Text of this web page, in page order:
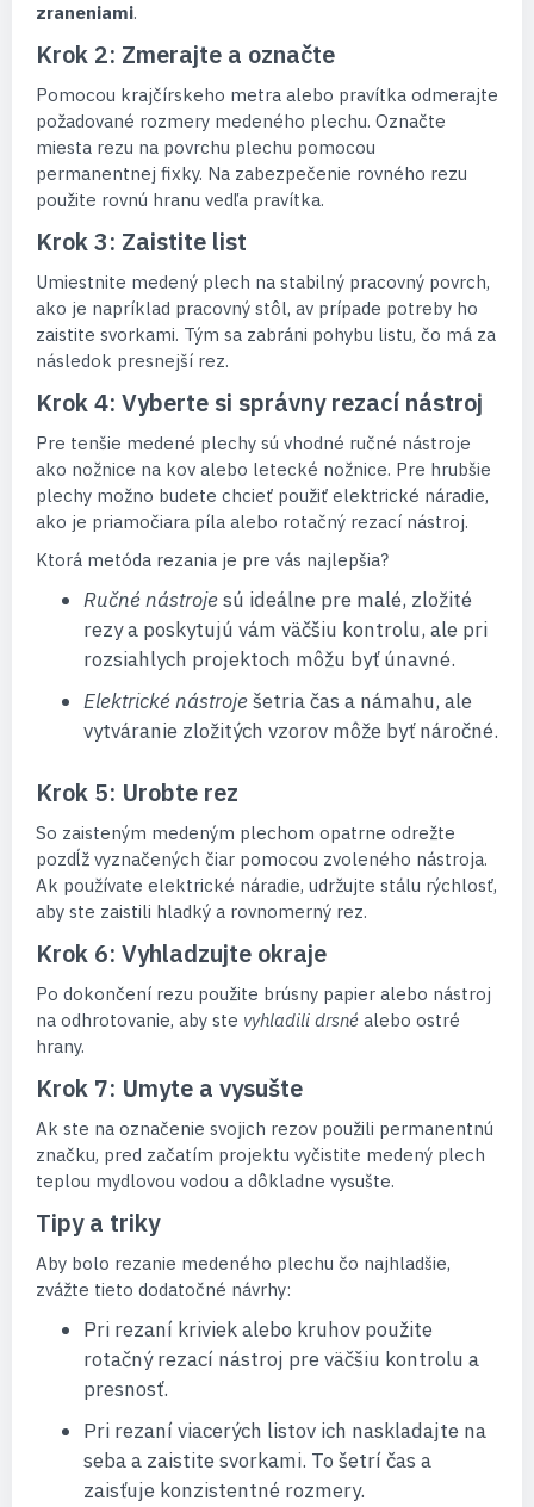
zraneniami.
Krok 2: Zmerajte a označte
Pomocou krajčírskeho metra alebo pravítka odmerajte
požadované rozmery medeného plechu. Označte
miesta rezu na povrchu plechu pomocou
permanentnej fixky. Na zabezpečenie rovného rezu
použite rovnú hranu vedľa pravítka.
Krok 3: Zaistite list
Umiestnite medený plech na stabilný pracovný povrch,
ako je napríklad pracovný stôl, av prípade potreby ho
zaistite svorkami. Tým sa zabráni pohybu listu, čo má za
následok presnejší rez.
Krok 4: Vyberte si správny rezací nástroj
Pre tenšie medené plechy sú vhodné ručné nástroje
ako nožnice na kov alebo letecké nožnice. Pre hrubšie
plechy možno budete chcieť použiť elektrické náradie,
ako je priamočiara píla alebo rotačný rezací nástroj.
Ktorá metóda rezania je pre vás najlepšia?
Ručné nástrojesú ideálne pre malé, zložité
rezy a poskytujú vám väčšiu kontrolu, ale pri
rozsiahlych projektoch môžu byť únavné.
Elektrické nástroješetria čas a námahu, ale
vytváranie zložitých vzorov môže byť náročné.
Krok 5: Urobte rez
So zaisteným medeným plechom opatrne odrežte
pozdĺž vyznačených čiar pomocou zvoleného nástroja.
Ak používate elektrické náradie, udržujte stálu rýchlosť,
aby ste zaistili hladký a rovnomerný rez.
Krok 6: Vyhladzujte okraje
Po dokončení rezu použite brúsny papier alebo nástroj
na odhrotovanie, aby ste vyhladili drsné alebo ostré
hrany.
Krok 7: Umyte a vysušte
Ak ste na označenie svojich rezov použili permanentnú
značku, pred začatím projektu vyčistite medený plech
teplou mydlovou vodou a dôkladne vysušte.
Tipy a triky
Aby bolo rezanie medeného plechu čo najhladšie,
zvážte tieto dodatočné návrhy:
Pri rezaní kriviek alebo kruhov použite
rotačný rezací nástroj pre väčšiu kontrolu a
presnosť.
Pri rezaní viacerých listov ich naskladajte na
seba a zaistite svorkami. To šetrí čas a
zaisťuje konzistentné rozmery.